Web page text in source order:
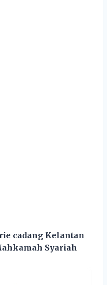
cadang Kelantan
Syariah